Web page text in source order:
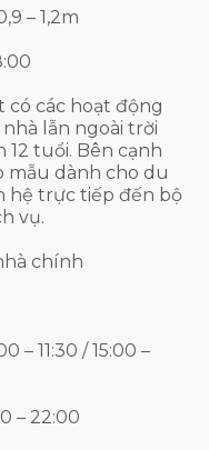
– 1,2m
có các hoạt động
lẫn ngoài trời
12 tuổi. Bên cạnh
mẫu dành cho du
hệ trực tiếp đến bộ
vụ.
chính
– 11:30 / 15:00 –
– 22:00